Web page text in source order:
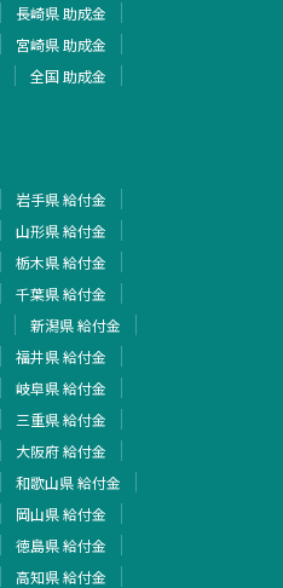
長崎県 助成金
宮崎県 助成金
全国 助成金
岩手県 給付金
山形県 給付金
栃木県 給付金
千葉県 給付金
新潟県 給付金
福井県 給付金
岐阜県 給付金
三重県 給付金
大阪府 給付金
和歌山県 給付金
岡山県 給付金
徳島県 給付金
高知県 給付金